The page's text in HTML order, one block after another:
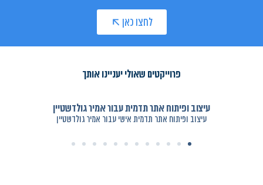
לחצו כאן
פרוייקטים שאולי יעניינו אותך
עיצוב ופיתוח אתר תדמית עבור אמיר גולדשטיין
עיצוב ופיתוח אתר תדמית אישי עבור אמיר גולדשטיין